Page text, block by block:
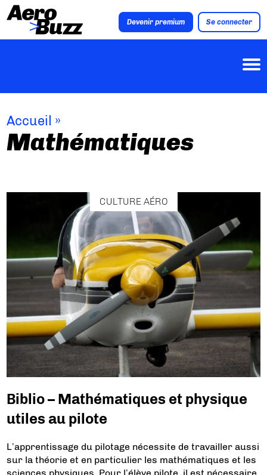
Devenir premium Se connecter
Accueil »
Mathématiques
CULTURE AÉRO
Biblio – Mathématiques et physique
utiles au pilote
L’apprentissage du pilotage nécessite de travailler aussi
sur la théorie et en particulier les mathématiques et les